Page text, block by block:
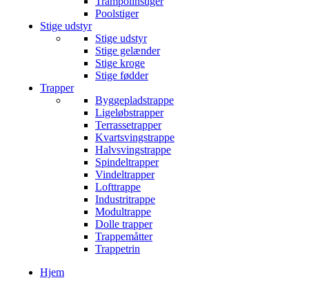
Poolstiger
Stige udstyr
Stige udstyr
Stige gelænder
Stige kroge
Stige fødder
Trapper
Byggepladstrappe
Ligeløbstrapper
Terrassetrapper
Kvartsvingstrappe
Halvsvingstrappe
Spindeltrapper
Vindeltrapper
Lofttrappe
Industritrappe
Modultrappe
Dolle trapper
Trappemåtter
Trappetrin
Hjem